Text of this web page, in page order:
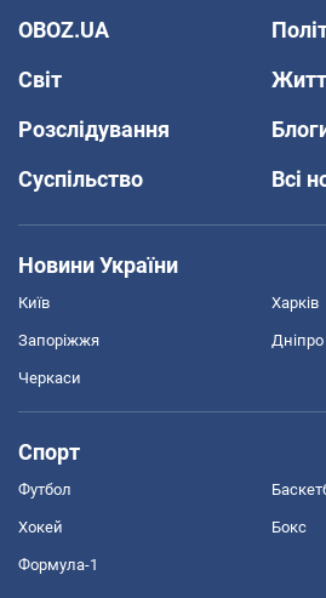
OBOZ.UA
Світ
Розслідування
Суспільство
Всі
Новини України
Київ Харків
Запоріжжя Дніпро
Черкаси
Спорт
Футбол
Хокей Бокс
Формула-1